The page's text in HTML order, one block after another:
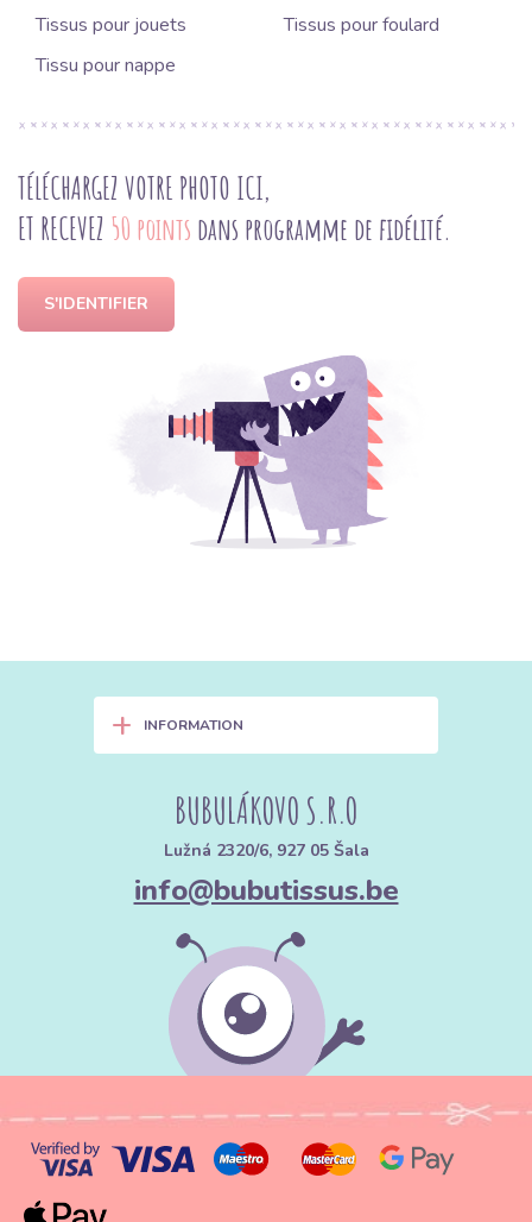
Tissus pour jouets
Tissus pour foulard
Tissu pour nappe
TÉLÉCHARGEZ VOTRE PHOTO ICI,
ET RECEVEZ 50 points dans programme de fidélité.
S'IDENTIFIER
+ INFORMATION
BUBULÁKOVO S.R.O
Lužná 2320/6, 927 05 Šala
info@bubutissus.be